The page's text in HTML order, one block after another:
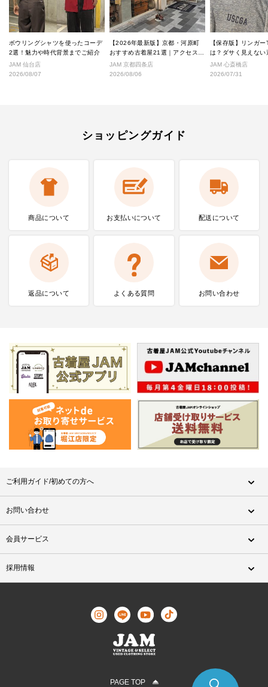
ボウリングシャツを使ったコーデ
2選！魅力や時代背景までご紹介
JAM 仙台店
2026/08/07
【2026年最新版】京都・河原町
おすすめ古着屋21選｜アクセス良
好な絶対行くべきショップ厳選！
JAM 京都四条店
2026/08/06
【保存版】リンガ
は？ダサく見えない
なし完全ガイド
JAM 心斎橋店
2026/07/31
ショッピングガイド
商品について お支払いについて 配送について
返品について よくある質問 お問い合わせ
ご利用ガイド/初めての方へ
お問い合わせ
会員サービス
採用情報
PAGE TOP